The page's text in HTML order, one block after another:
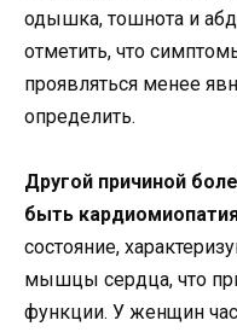
одышка, тошнота и
отметить, что
проявляться менее
определить.
Другой причиной
быть
состояние,
мышцы сердца, что
функции. У женщин